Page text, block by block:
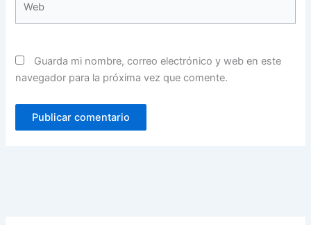
Guarda mi nombre, correo electrónico y web en este
navegador para la próxima vez que comente.